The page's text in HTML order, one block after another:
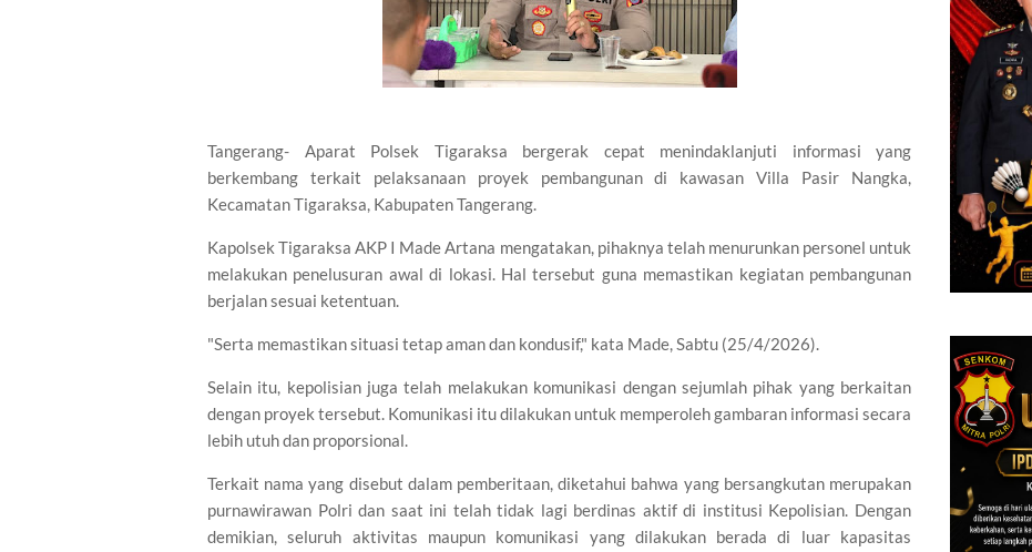
Tangerang- Aparat Polsek Tigaraksa bergerak cepat menindaklanjuti informasi yang
berkembang terkait pelaksanaan proyek pembangunan di kawasan Villa Pasir Nangka,
Kecamatan Tigaraksa, Kabupaten Tangerang.
Kapolsek Tigaraksa AKP I Made Artana mengatakan, pihaknya telah menurunkan personel untuk
melakukan penelusuran awal di lokasi. Hal tersebut guna memastikan kegiatan pembangunan
berjalan sesuai ketentuan.
"Serta memastikan situasi tetap aman dan kondusif," kata Made, Sabtu (25/4/2026).
Selain itu, kepolisian juga telah melakukan komunikasi dengan sejumlah pihak yang berkaitan
dengan proyek tersebut. Komunikasi itu dilakukan untuk memperoleh gambaran informasi secara
lebih utuh dan proporsional.
Terkait nama yang disebut dalam pemberitaan, diketahui bahwa yang bersangkutan merupakan
purnawirawan Polri dan saat ini telah tidak lagi berdinas aktif di institusi Kepolisian. Dengan
demikian, seluruh aktivitas maupun komunikasi yang dilakukan berada di luar kapasitas